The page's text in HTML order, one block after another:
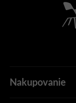
Nakupovanie